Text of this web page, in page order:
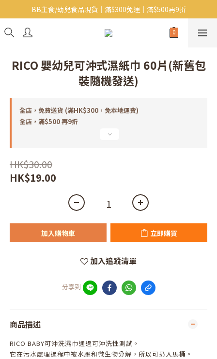
Baby J 意大利有機無麩質動物通粉 清貨平賣中!!
BB主食/幼兒食品現貨｜滿$300免運｜滿$500再9折
Baby J 有機蝴蝶麵熱賣中!
RICO 嬰幼兒可沖式濕紙巾 60片(新舊包
裝隨機發送)
全店，免費送貨 (滿HK$300，免本地運費)
全店，滿$500 再9折
HK$30.00
HK$19.00
加入購物車 立即購買
加入追蹤清單
分享到
商品描述
RICO BABY可沖洗濕巾通過可沖洗性測試。
它在污水處理過程中被水壓和微生物分解，所以可扔入馬桶。